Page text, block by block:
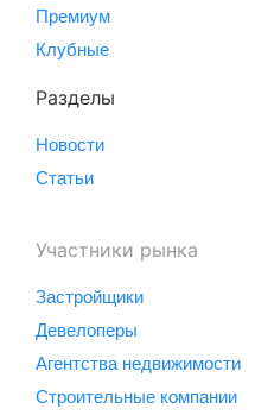
Премиум
Клубные
Разделы
Новости
Статьи
Участники рынка
Застройщики
Девелоперы
Агентства недвижимости
Строительные компании